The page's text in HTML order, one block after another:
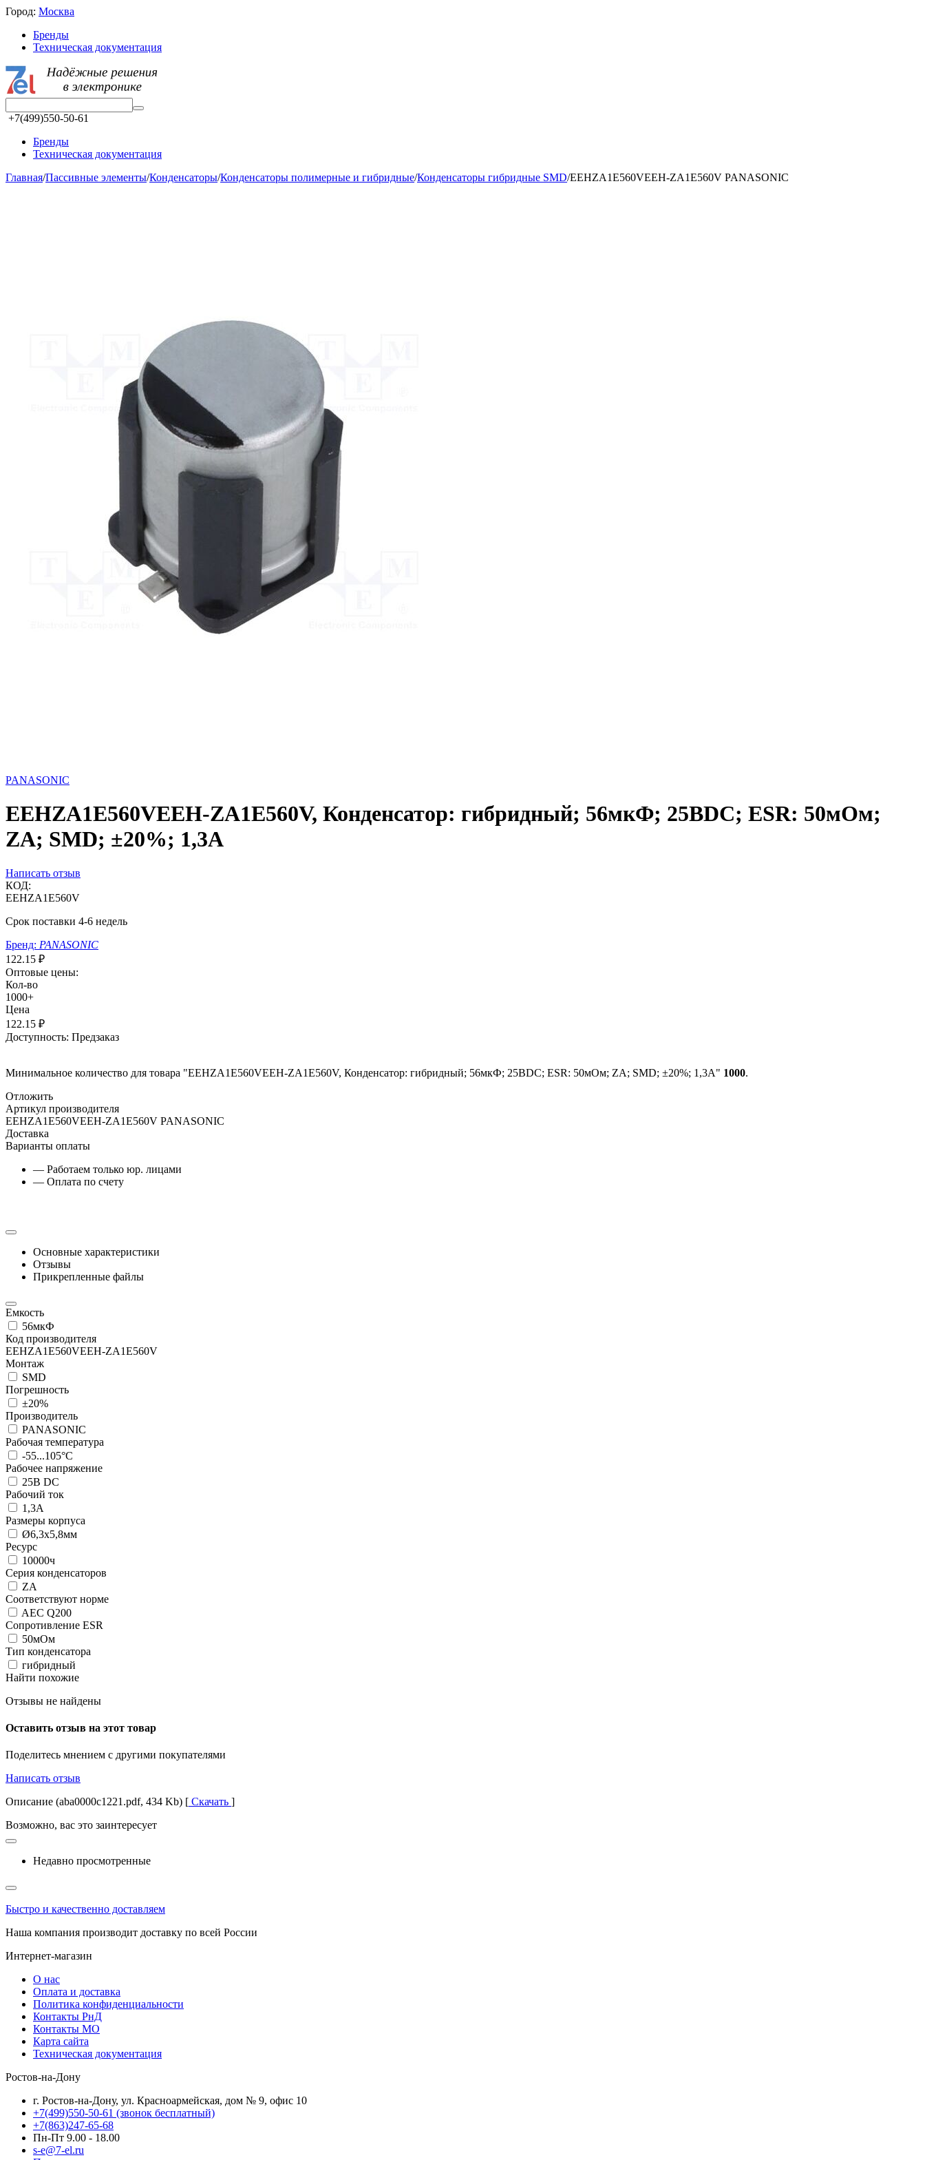
Город: Москва
Бренды
Техническая документация
+7(499)550-50-61
Бренды
Техническая документация
Главная/Пассивные элементы/Конденсаторы/Конденсаторы полимерные и гибридные/Конденсаторы гибридные SMD/EEHZA1E560VEEH-ZA1E560V PANASONIC
PANASONIC
EEHZA1E560VEEH-ZA1E560V, Конденсатор: гибридный; 56мкФ; 25ВDC; ESR: 50мОм;
ZA; SMD; ±20%; 1,3А
Написать отзыв
КОД:
EEHZA1E560V
Срок поставки 4-6 недель
Бренд: PANASONIC
122.15 ₽
Оптовые цены:
Кол-во
1000+
Цена
122.15 ₽
Доступность: Предзаказ
Минимальное количество для товара "EEHZA1E560VEEH-ZA1E560V, Конденсатор: гибридный; 56мкФ; 25ВDC; ESR: 50мОм; ZA; SMD; ±20%; 1,3А" 1000.
Отложить
Артикул производителя
EEHZA1E560VEEH-ZA1E560V PANASONIC
Доставка
Варианты оплаты
— Работаем только юр. лицами
— Оплата по счету
Основные характеристики
Отзывы
Прикрепленные файлы
Емкость
56мкФ
Код производителя
EEHZA1E560VEEH-ZA1E560V
Монтаж
SMD
Погрешность
±20%
Производитель
PANASONIC
Рабочая температура
-55...105°C
Рабочее напряжение
25В DC
Рабочий ток
1,3А
Размеры корпуса
Ø6,3x5,8мм
Ресурс
10000ч
Серия конденсаторов
ZA
Соответствуют норме
AEC Q200
Сопротивление ESR
50мОм
Тип конденсатора
гибридный
Найти похожие
Отзывы не найдены
Оставить отзыв на этот товар
Поделитесь мнением с другими покупателями
Написать отзыв
Описание (aba0000c1221.pdf, 434 Kb) [ Скачать ]
Возможно, вас это заинтересует
Недавно просмотренные
Быстро и качественно доставляем
Наша компания производит доставку по всей России
Интернет-магазин
О нас
Оплата и доставка
Политика конфиденциальности
Контакты РнД
Контакты МО
Карта сайта
Техническая документация
Ростов-на-Дону
г. Ростов-на-Дону, ул. Красноармейская, дом № 9, офис 10
+7(499)550-50-61 (звонок бесплатный)
+7(863)247-65-68
Пн-Пт 9.00 - 18.00
s-e@7-el.ru